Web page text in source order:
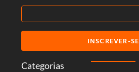
Categorias
INSCREVER-SE